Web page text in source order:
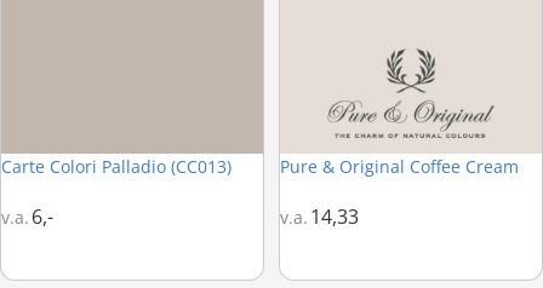
Carte Colori Palladio (CC013)
v.a. 6,-
Bestseller
Pure & Original Coffee Cream
v.a. 14,33